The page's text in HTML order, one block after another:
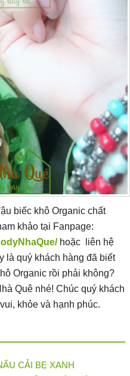
biếc khô Organic chất
khảo tại Fanpage:
hoặc liên hệ
là quý khách hàng đã biết
Organic rồi phải không?
Quê nhé! Chúc quý khách
khỏe và hạnh phúc.
CẢI BẸ XANH